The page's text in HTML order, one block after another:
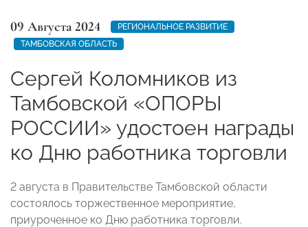
09 Августа 2024
РЕГИОНАЛЬНОЕ РАЗВИТИЕ
ТАМБОВСКАЯ ОБЛАСТЬ
Сергей Коломников из
Тамбовской «ОПОРЫ
РОССИИ» удостоен награды
ко Дню работника торговли
2 августа в Правительстве Тамбовской области
состоялось торжественное мероприятие,
приуроченное ко Дню работника торговли.